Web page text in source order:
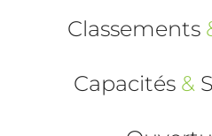
Classements
Capacités &